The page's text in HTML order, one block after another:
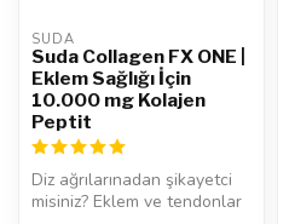
SUDA
Suda Collagen FX ONE |
Eklem Sağlığı İçin
10.000 mg Kolajen
Peptit
Diz ağrılarınadan şikayetci
misiniz? Eklem ve tendonlar